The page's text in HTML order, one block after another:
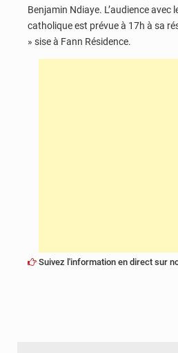
Benjamin Ndiaye. L’audience avec
catholique est prévue à 17h à sa
» sise à Fann Résidence.
Suivez l'information en direct sur